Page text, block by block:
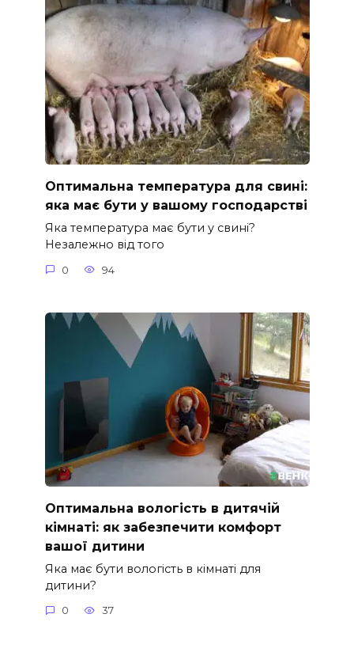
Оптимальна температура для свині:
яка має бути у вашому господарстві
Яка температура має бути у свині?
Незалежно від того
0 94
Оптимальна вологість в дитячій
кімнаті: як забезпечити комфорт
вашої дитини
Яка має бути вологість в кімнаті для
дитини?
0 37